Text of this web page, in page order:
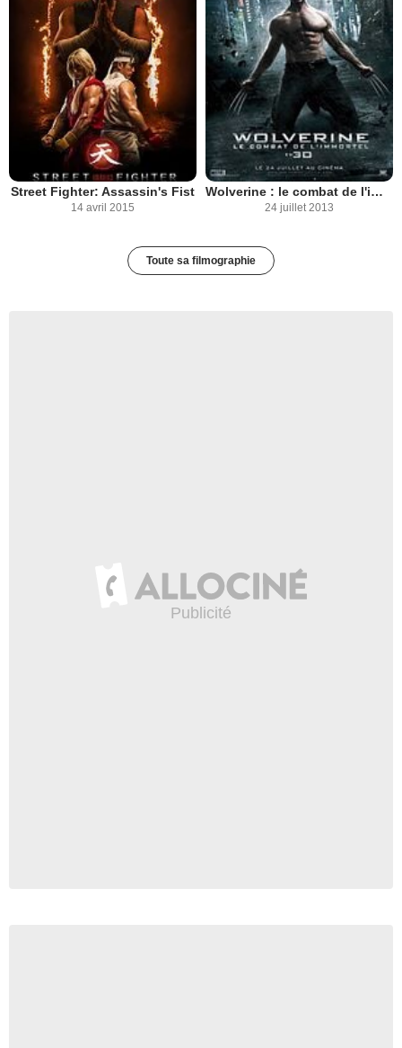
Street Fighter: Assassin's Fist
14 avril 2015
Wolverine : le combat de l'immortel
24 juillet 2013
Toute sa filmographie